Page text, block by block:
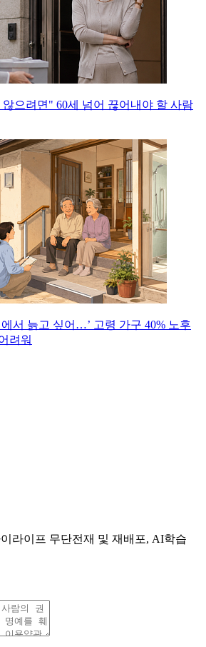
으려면" 60세 넘어 끊어내야 할 사람
에서 늙고 싶어…’ 고령 가구 40% 노후
려워
라이프 무단전재 및 재배포, AI학습